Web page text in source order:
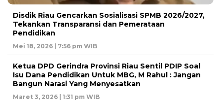
Disdik Riau Gencarkan Sosialisasi SPMB 2026/2027,
Tekankan Transparansi dan Pemerataan
Pendidikan
Mei 18, 2026 | 7:56 pm WIB
Ketua DPD Gerindra Provinsi Riau Sentil PDIP Soal
Isu Dana Pendidikan Untuk MBG, M Rahul : Jangan
Bangun Narasi Yang Menyesatkan
Maret 3, 2026 | 1:31 pm WIB